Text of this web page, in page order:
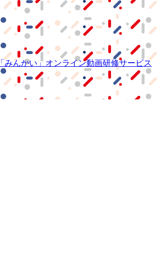
「みんかい」 オンライン動画研修サービス